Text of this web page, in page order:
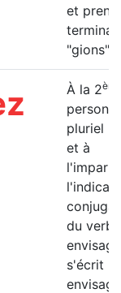
et
"gions".
À la 2ème
pluriel
et à
du verbe
s'écrit